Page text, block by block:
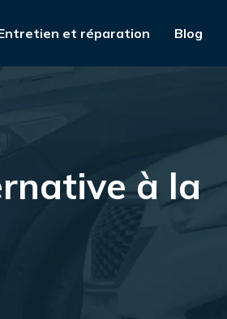
et réparation Blog
à la